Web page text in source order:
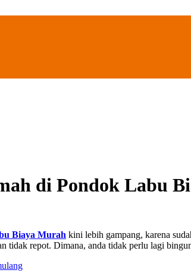
di Pondok Labu
Biaya Murah kini lebih gampang, karena
tidak repot. Dimana, anda tidak perlu lagi